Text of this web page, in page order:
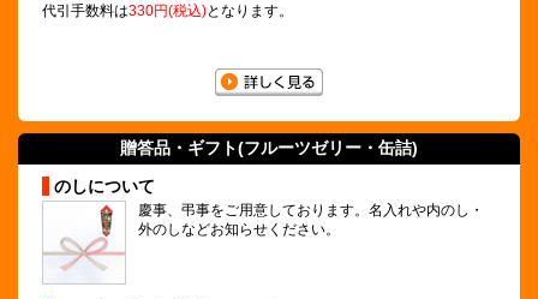
代引手数料は330円(税込)となります。
贈答品・ギフト(フルーツゼリー ・缶詰)
のしについて
慶事、弔事をご用意しております。名入れや内のし・
外のしなどお知らせください。